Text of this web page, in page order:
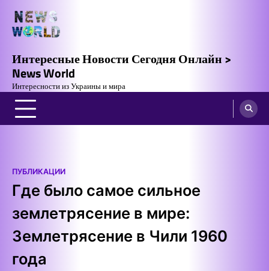
content
Интересные Новости Сегодня Онлайн >
News World
Интересности из Украины и мира
ПУБЛИКАЦИИ
Где было самое сильное
землетрясение в мире:
Землетрясение в Чили 1960
года